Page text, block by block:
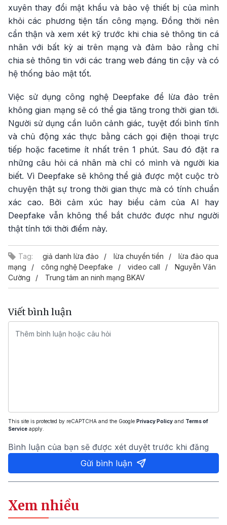
xuyên thay đổi mật khẩu và bảo vệ thiết bị của mình
khỏi các phương tiện tấn công mạng. Đồng thời nên
cẩn thận và xem xét kỹ trước khi chia sẻ thông tin cá
nhân với bất kỳ ai trên mạng và đảm bảo rằng chỉ
chia sẻ thông tin với các trang web đáng tin cậy và có
hệ thống bảo mật tốt.
Việc sử dụng công nghệ Deepfake để lừa đảo trên
không gian mạng sẽ có thể gia tăng trong thời gian tới.
Người sử dụng cần luôn cảnh giác, tuyệt đối bình tĩnh
và chủ động xác thực bằng cách gọi điện thoại trực
tiếp hoặc facetime ít nhất trên 1 phút. Sau đó đặt ra
những câu hỏi cá nhân mà chỉ có mình và người kia
biết. Vì Deepfake sẽ không thể giả được một cuộc trò
chuyện thật sự trong thời gian thực mà có tính chuẩn
xác cao. Bởi cảm xúc hay biểu cảm của AI hay
Deepfake vẫn không thể bắt chước được như người
thật tính tới thời điểm này.
Tag: giả danh lừa đảo lừa chuyển tiền
lừa đảo qua
mạng
công nghệ Deepfake video call
Nguyễn Văn
Cường
Trung tâm an ninh mạng BKAV
Viết bình luận
This site is protected by reCAPTCHA and the Google Privacy Policy and Terms of
Service apply.
Bình luận của bạn sẽ được xét duyệt trước khi đăng
Gửi bình luận
Xem nhiều